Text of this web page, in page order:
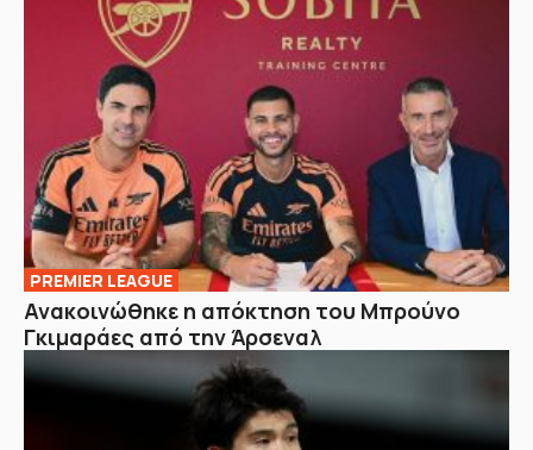
PREMIER LEAGUE
Ανακοινώθηκε η απόκτηση του Μπρούνο
Γκιμαράες από την Άρσεναλ